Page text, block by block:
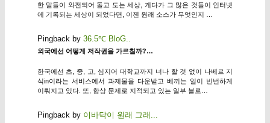
한 말들이 와전되어 돌고 도는 세상, 게다가 그 많은 것들이 인터넷
에 기록되는 세상이 되었다면, 이젠 원래 소스가 무엇인지 …
Pingback by 36.5℃ BloG..
외국에선 어떻게 저작권을 가르칠까?…
한국에선 초, 중, 고, 심지어 대학교까지 너나 할 것 없이 나베르 지
식in이라는 서비스에서 과제물을 다운받고 베끼는 일이 빈번하게
이뤄지고 있다. 또, 항상 문제로 지적되고 있는 일부 블로…
Pingback by 이바닥이 원래 그래...